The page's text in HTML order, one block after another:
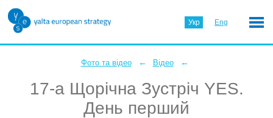
Укр Eng
Фото та відео ← Відео ←
17-а Щорічна Зустріч YES.
День перший